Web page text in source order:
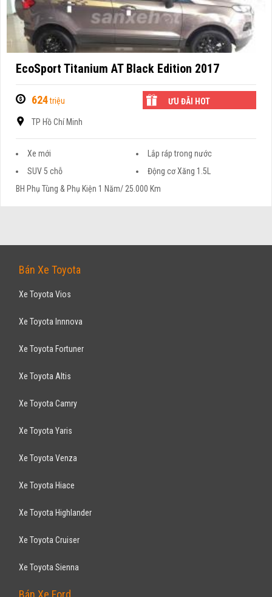
EcoSport Titanium AT Black Edition 2017
624triệu ƯU ĐÃI HOT
TP Hồ Chí Minh
Xe mới
Lắp ráp trong nước
SUV 5 chỗ
Động cơ Xăng 1.5L
BH Phụ Tùng & Phụ Kiện 1 Năm/ 25.000 Km
Bán Xe Toyota
Xe Toyota Vios
Xe Toyota Innnova
Xe Toyota Fortuner
Xe Toyota Altis
Xe Toyota Camry
Xe Toyota Yaris
Xe Toyota Venza
Xe Toyota Hiace
Xe Toyota Highlander
Xe Toyota Cruiser
Xe Toyota Sienna
Bán Xe Ford